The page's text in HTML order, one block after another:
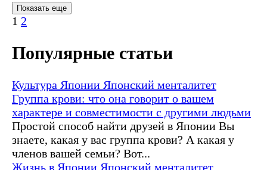
Показать еще
1 2
Популярные статьи
Культура Японии Японский менталитет
Группа крови: что она говорит о вашем
характере и совместимости с другими людьми
Простой способ найти друзей в Японии Вы
знаете, какая у вас группа крови? А какая у
членов вашей семьи? Вот...
Жизнь в Японии Японский менталитет